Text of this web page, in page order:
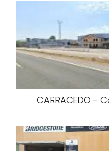
CARRACEDO -